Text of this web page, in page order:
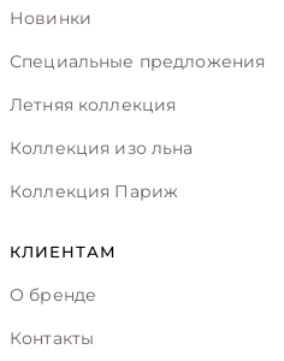
Новинки
Специальные предложения
Летняя коллекция
Коллекция изо льна
Коллекция Париж
КЛИЕНТАМ
О бренде
Контакты